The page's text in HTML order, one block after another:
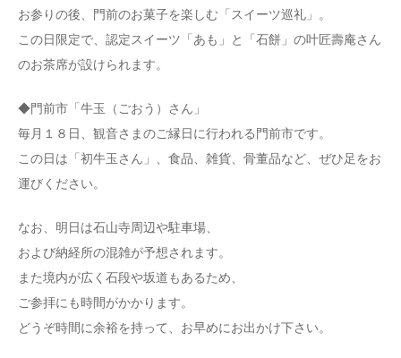
お参りの後、門前のお菓子を楽しむ「スイーツ巡礼」。
この日限定で、認定スイーツ「あも」と「石餅」の叶匠壽庵さん
のお茶席が設けられます。
◆門前市「牛玉（ごおう）さん」
毎月１８日、観音さまのご縁日に行われる門前市です。
この日は「初牛玉さん」、食品、雑貨、骨董品など、ぜひ足をお
運びください。
なお、明日は石山寺周辺や駐車場、
および納経所の混雑が予想されます。
また境内が広く石段や坂道もあるため、
ご参拝にも時間がかかります。
どうぞ時間に余裕を持って、お早めにお出かけ下さい。